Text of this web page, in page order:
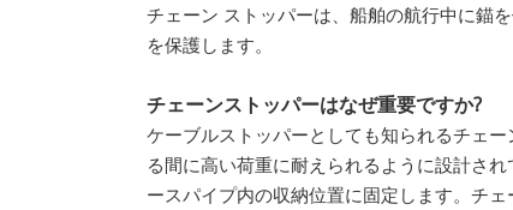
チェーン ストッパーは、船舶の航行中に錨
を保護します。
チェーンストッパーはなぜ重要ですか?
ケーブルストッパーとしても知られるチェ
る間に高い荷重に耐えられるように設計さ
ースパイプ内の収納位置に固定します。チ